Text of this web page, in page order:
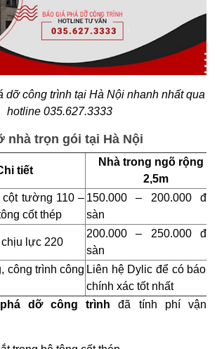
dỡ công trình tại Hà Nội nhanh nhất qua
hotline 035.627.3333
nhà trọn gói tại Hà Nội
tiết
Nhà trong ngõ rộng <
2,5m
cột tường 110 –
cốt thép
150.000 – 200.000 đ/
sàn
lực 220
200.000 – 250.000 đ/
sàn
công trình công Liên hệ Dylic để có báo
chính xác tốt nhất
dỡ công trìnhđã tính phí vận